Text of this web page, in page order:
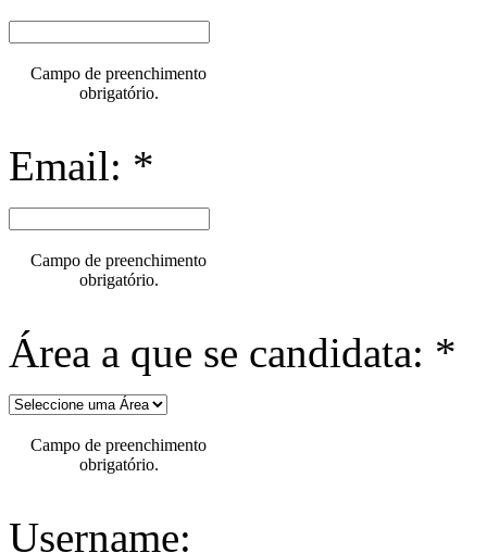
Campo de preenchimento
obrigatório.
Email: *
Campo de preenchimento
obrigatório.
Área a que se candidata: *
Campo de preenchimento
obrigatório.
Username: